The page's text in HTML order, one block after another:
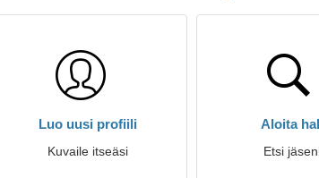
Luo uusi profiili
Kuvaile itseäsi
Aloita
Etsi